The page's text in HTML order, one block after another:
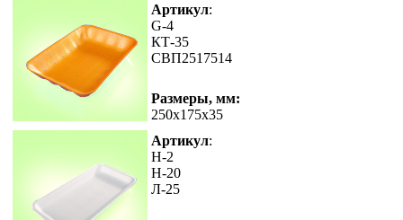
Артикул:
G-4
КТ-35
СВП2517514
Размеры, мм:
250x175x35
Артикул:
H-2
Н-20
Л-25